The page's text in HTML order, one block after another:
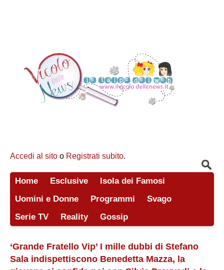
Accedi al sito o Registrati subito.
Home Esclusive
Isola dei Famosi
Uomini e Donne
Programmi
Svago
Serie TV
Reality Gossip
‘Grande Fratello Vip’ I mille dubbi di Stefano
Sala indispettiscono Benedetta Mazza, la